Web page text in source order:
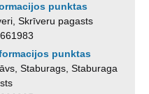
punktas
Skrīveru pagasts
punktas
Staburags, Staburaga